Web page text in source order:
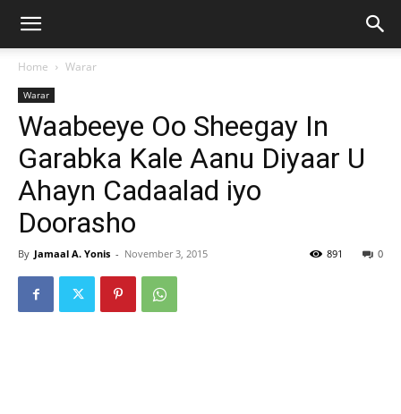
Home Warar
Warar
Waabeeye Oo Sheegay In
Garabka Kale Aanu Diyaar U
Ahayn Cadaalad iyo
Doorasho
By Jamaal A. Yonis - November 3, 2015 0
891